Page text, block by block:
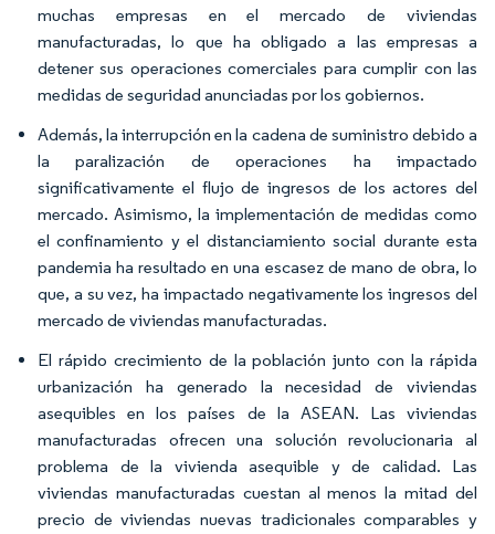
muchas empresas en el mercado de viviendas
manufacturadas, lo que ha obligado a las empresas a
detener sus operaciones comerciales para cumplir con las
medidas de seguridad anunciadas por los gobiernos.
Además, la interrupción en la cadena de suministro debido a
la paralización de operaciones ha impactado
significativamente el flujo de ingresos de los actores del
mercado. Asimismo, la implementación de medidas como
el confinamiento y el distanciamiento social durante esta
pandemia ha resultado en una escasez de mano de obra, lo
que, a su vez, ha impactado negativamente los ingresos del
mercado de viviendas manufacturadas.
El rápido crecimiento de la población junto con la rápida
urbanización ha generado la necesidad de viviendas
asequibles en los países de la ASEAN. Las viviendas
manufacturadas ofrecen una solución revolucionaria al
problema de la vivienda asequible y de calidad. Las
viviendas manufacturadas cuestan al menos la mitad del
precio de viviendas nuevas tradicionales comparables y